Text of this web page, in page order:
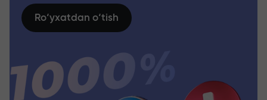
Ro‘yxatdan o‘tish